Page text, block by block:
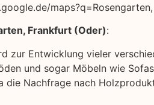
Frankfurt (Oder):
zur Entwicklung vieler
und sogar Möbeln wie
Nachfrage nach